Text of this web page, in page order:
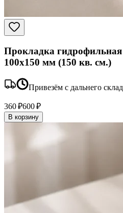
Прокладка гидрофильная
100x150 мм (150 кв. см.)
Привезём с дальнего
360 ₽600 ₽
В корзину